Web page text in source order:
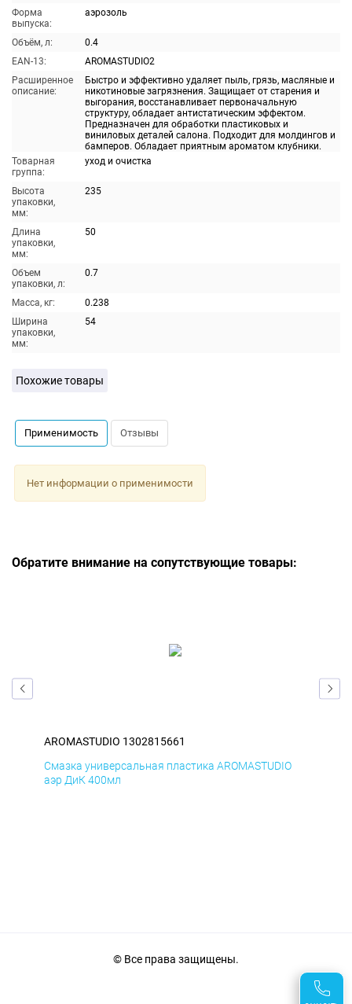
Форма
выпуска:
аэрозоль
Объём, л:
0.4
EAN-13:
AROMASTUDIO2
Расширенное
описание:
Быстро и эффективно удаляет пыль, грязь, масляные и
никотиновые загрязнения. Защищает от старения и
выгорания, восстанавливает первоначальную
структуру, обладает антистатическим эффектом.
Предназначен для обработки пластиковых и
виниловых деталей салона. Подходит для молдингов и
бамперов. Обладает приятным ароматом клубники.
Товарная
группа:
уход и очистка
Высота
упаковки,
мм:
235
Длина
упаковки,
мм:
50
Объем
упаковки, л:
0.7
Масса, кг:
0.238
Ширина
упаковки,
мм:
54
Похожие товары
Применимость Отзывы
Нет информации о применимости
Обратите внимание на сопутствующие товары:
AROMASTUDIO 1302815661
Смазка универсальная пластика AROMASTUDIO
аэр ДиК 400мл
© Все права защищены.